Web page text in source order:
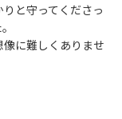
と守ってくださっ
に難しくありませ